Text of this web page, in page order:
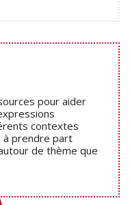
pour aider
contextes
à prendre part
de thème que